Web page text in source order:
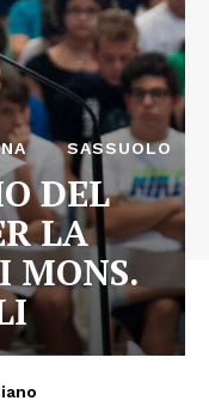
SASSUOLO
DEL
LA
MONS.